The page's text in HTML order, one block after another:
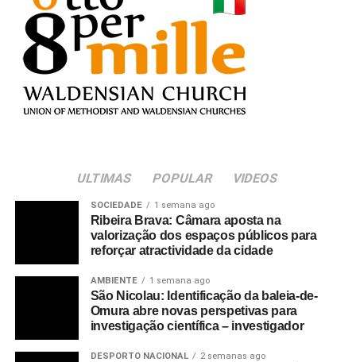
ULTIMAS POPULAR VIDEOS
SOCIEDADE 1 semana ago
Ribeira Brava: Câmara aposta na
valorização dos espaços públicos para
reforçar atractividade da cidade
AMBIENTE 1 semana ago
São Nicolau: Identificação da baleia-de-
Omura abre novas perspetivas para
investigação científica – investigador
DESPORTO NACIONAL 2 semanas ago